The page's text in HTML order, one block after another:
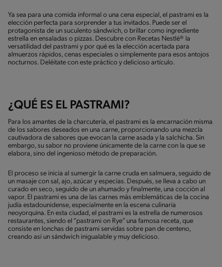
Ya sea para una comida informal o una cena especial, el pastrami es la
elección perfecta para sorprender a tus invitados. Puede ser el
protagonista de un suculento sándwich, o brillar como ingrediente
estrella en ensaladas o pizzas. Descubre con Recetas Nestlé® la
versatilidad del pastrami y por qué es la elección acertada para
almuerzos rápidos, cenas especiales o simplemente para esos antojos
nocturnos. Deléitate con este práctico y delicioso artículo.
¿QUÉ ES EL PASTRAMI?
Para los amantes de la charcutería, el pastrami es la encarnación misma
de los sabores deseados en una carne, proporcionando una mezcla
cautivadora de sabores que evocan la carne asada y la salchicha. Sin
embargo, su sabor no proviene únicamente de la carne con la que se
elabora, sino del ingenioso método de preparación.
El proceso se inicia al sumergir la carne cruda en salmuera, seguido de
un masaje con sal, ajo, azúcar y especias. Después, se lleva a cabo un
curado en seco, seguido de un ahumado y finalmente, una cocción al
vapor. El pastrami es una de las carnes más emblemáticas de la cocina
judía estadounidense, especialmente en la escena culinaria
neoyorquina. En esta ciudad, el pastrami es la estrella de numerosos
restaurantes, siendo el “pastrami on Rye” una famosa receta, que
consiste en lonchas de pastrami servidas sobre pan de centeno,
creando así un sándwich inigualable y muy delicioso.